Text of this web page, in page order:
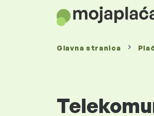
Glavna stranica